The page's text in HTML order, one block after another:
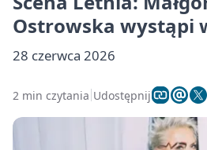
Ostrowska wystąpi
28 czerwca 2026
2 min czytania Udostępnij